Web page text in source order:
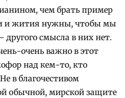
чем брать пример
и жития нужны, чтобы мы
смысла в них нет.
очень важно в этот
над кем-то, кто
в благочестивом
обычной, мирской защите